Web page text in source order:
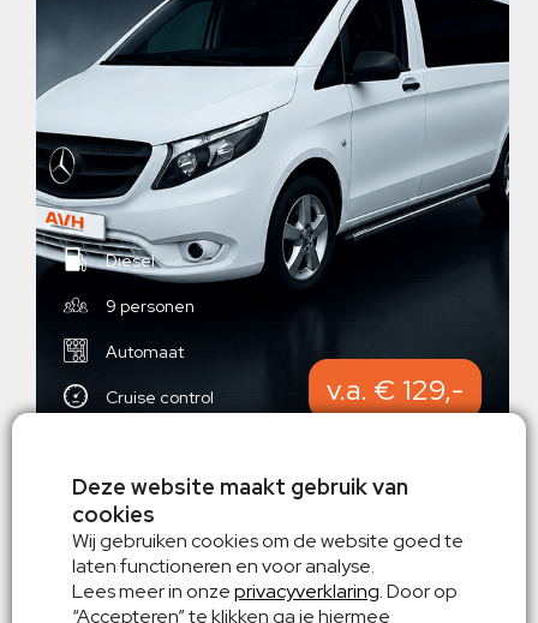
Diesel
9 personen
Automaat
Cruise control v.a. € 129,-
Mercedes Vito
of gelijkwaardig
Deze website maakt gebruik van
cookies
Wij gebruiken cookies om de website goed te
laten functioneren en voor analyse.
Lees meer in onzeprivacyverklaring. Door op
“Accepteren” te klikken ga je hiermee